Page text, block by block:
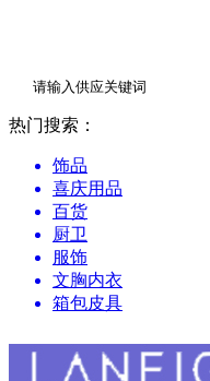
热门搜索：
饰品
喜庆用品
百货
厨卫
服饰
文胸内衣
箱包皮具